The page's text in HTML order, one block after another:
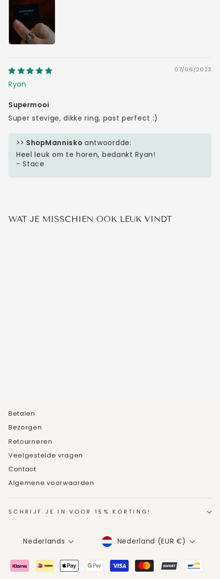
07/06/2023
Ryan
Supermooi
Super stevige, dikke ring, past perfect :)
>> ShopMannisko antwoordde:
Heel leuk om te horen, bedankt Ryan!
- Stace
WAT JE MISSCHIEN OOK LEUK VINDT
Betalen
Bezorgen
Retourneren
Veelgestelde vragen
Contact
Algemene voorwaarden
SCHRIJF JE IN VOOR 15% KORTING!
TAAL
Nederlands MUNTEENHEID
Nederland (EUR €)